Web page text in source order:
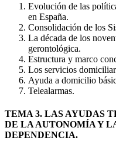
Evolución de las
en España.
Consolidación de los
La década de los
gerontológica.
Estructura y marco
Los servicios
Ayuda a domicilio
Telealarmas.
TEMA 3. LAS AYUDAS
DE LA AUTONOMÍA Y
DEPENDENCIA.